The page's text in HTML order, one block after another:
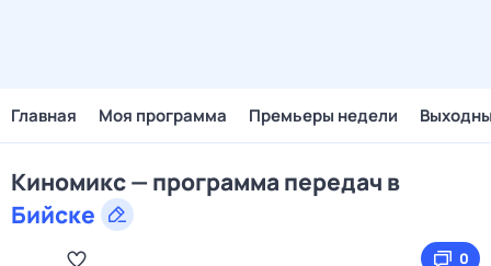
Главная Моя программа Премьеры недели
Киномикс — программа передач в
Бийске
0